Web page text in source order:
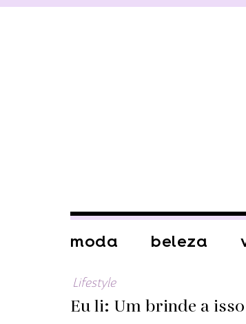
moda beleza
Lifestyle
Eu li: Um brinde a